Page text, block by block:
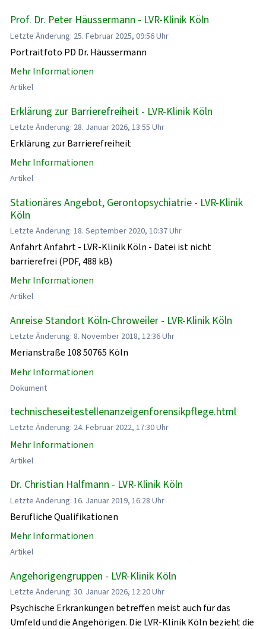
Prof. Dr. Peter Häussermann - LVR-Klinik Köln
Letzte Änderung: 25. Februar 2025, 09:56 Uhr
Portraitfoto PD Dr. Häussermann
Mehr Informationen
Artikel
Erklärung zur Barrierefreiheit - LVR-Klinik Köln
Letzte Änderung: 28. Januar 2026, 13:55 Uhr
Erklärung zur Barrierefreiheit
Mehr Informationen
Artikel
Stationäres Angebot, Gerontopsychiatrie - LVR-Klinik
Köln
Letzte Änderung: 18. September 2020, 10:37 Uhr
Anfahrt Anfahrt - LVR-Klinik Köln - Datei ist nicht
barrierefrei (PDF, 488 kB)
Mehr Informationen
Artikel
Anreise Standort Köln-Chroweiler - LVR-Klinik Köln
Letzte Änderung: 8. November 2018, 12:36 Uhr
Merianstraße 108 50765 Köln
Mehr Informationen
Dokument
technischeseitestellenanzeigenforensikpflege.html
Letzte Änderung: 24. Februar 2022, 17:30 Uhr
Mehr Informationen
Artikel
Dr. Christian Halfmann - LVR-Klinik Köln
Letzte Änderung: 16. Januar 2019, 16:28 Uhr
Berufliche Qualifikationen
Mehr Informationen
Artikel
Angehörigengruppen - LVR-Klinik Köln
Letzte Änderung: 30. Januar 2026, 12:20 Uhr
Psychische Erkrankungen betreffen meist auch für das
Umfeld und die Angehörigen. Die LVR-Klinik Köln bezieht die